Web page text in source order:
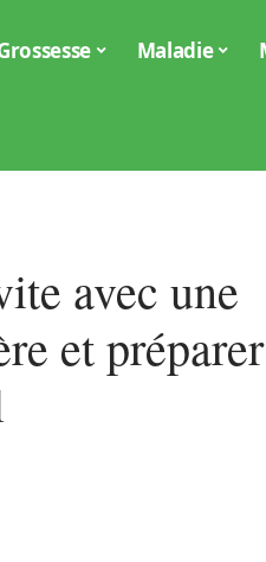
Maladie
avec une
et préparer